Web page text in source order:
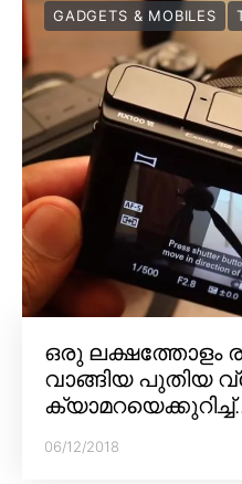
GADGETS & MOBILES
ഒരു ലക്ഷത്തോളം
വാങ്ങിയ പുതിയ
06/12/2018